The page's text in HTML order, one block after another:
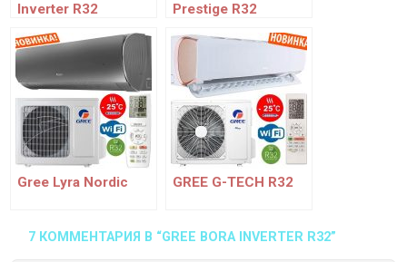
Inverter R32
Prestige R32
Gree Lyra Nordic GREE G-TECH R32
7 КОММЕНТАРИЯ В “GREE BORA INVERTER R32”